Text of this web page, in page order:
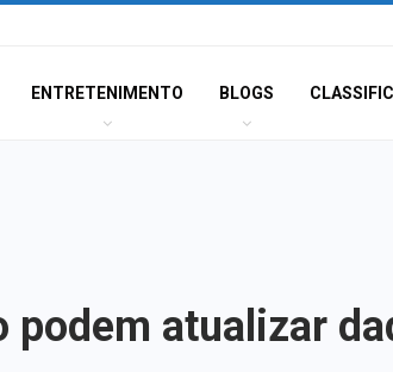
ENTRETENIMENTO BLOGS
atualizar